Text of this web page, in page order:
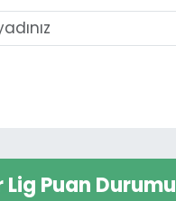
Lig Puan Durumu